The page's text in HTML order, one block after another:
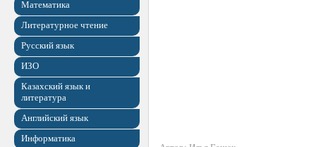
Математика
Литературное чтение
Русский язык
ИЗО
Казахский язык и
литература
Английский язык
Информатика